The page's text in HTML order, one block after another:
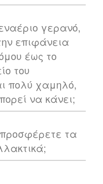
γερανό,
επιφάνεια
έως το
του
πολύ χαμηλό,
να κάνει;
τα